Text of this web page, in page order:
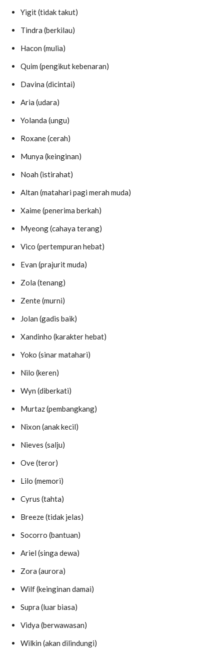
Yigit (tidak takut)
Tindra (berkilau)
Hacon (mulia)
Quim (pengikut kebenaran)
Davina (dicintai)
Aria (udara)
Yolanda (ungu)
Roxane (cerah)
Munya (keinginan)
Noah (istirahat)
Altan (matahari pagi merah muda)
Xaime (penerima berkah)
Myeong (cahaya terang)
Vico (pertempuran hebat)
Evan (prajurit muda)
Zola (tenang)
Zente (murni)
Jolan (gadis baik)
Xandinho (karakter hebat)
Yoko (sinar matahari)
Nilo (keren)
Wyn (diberkati)
Murtaz (pembangkang)
Nixon (anak kecil)
Nieves (salju)
Ove (teror)
Lilo (memori)
Cyrus (tahta)
Breeze (tidak jelas)
Socorro (bantuan)
Ariel (singa dewa)
Zora (aurora)
Wilf (keinginan damai)
Supra (luar biasa)
Vidya (berwawasan)
Wilkin (akan dilindungi)